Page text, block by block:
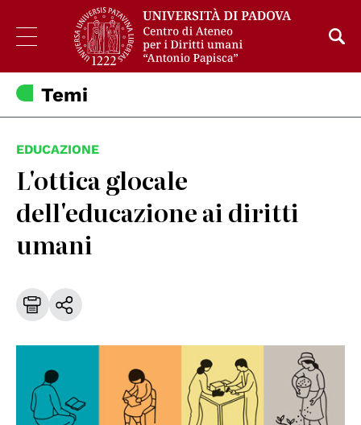
Temi
EDUCAZIONE
L'ottica glocale
dell'educazione ai diritti
umani